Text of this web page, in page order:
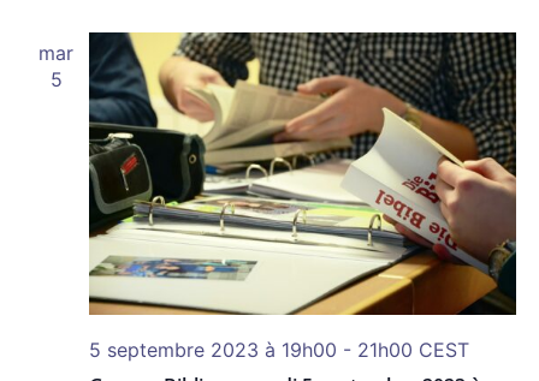
mar
5
5 septembre 2023 à 19h00 - 21h00 CEST